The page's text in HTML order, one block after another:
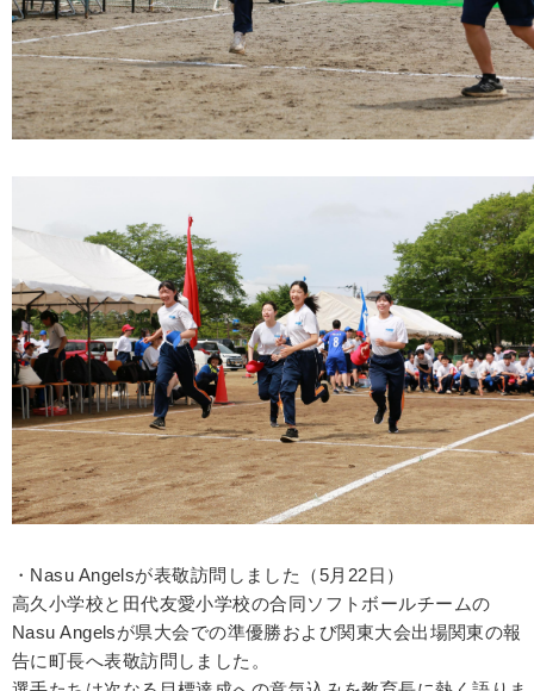
・Nasu Angelsが表敬訪問しました（5月22日）
高久小学校と田代友愛小学校の合同ソフトボールチームの
Nasu Angelsが県大会での準優勝および関東大会出場関東の報
告に町長へ表敬訪問しました。